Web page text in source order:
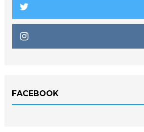
FACEBOOK